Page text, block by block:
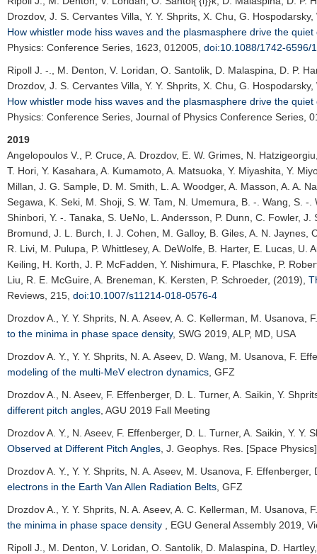
Drozdov, J. S. Cervantes Villa, Y. Y. Shprits, X. Chu, G.
How whistler mode hiss waves and the plasmasphere drive the
Physics: Conference Series , 1623, 012005, doi:10.1088/1742-6596/
Ripoll J. -.
, M. Denton, V. Loridan, O. Santolik, D. Malaspina, D. P.
Drozdov, J. S. Cervantes Villa, Y. Y. Shprits, X. Chu, G.
How whistler mode hiss waves and the plasmasphere drive the
Physics: Conference Series , Journal of Physics Conference Series,
2019
Angelopoulos V.
, P. Cruce, A. Drozdov, E. W. Grimes, N.
T. Hori, Y. Kasahara, A. Kumamoto, A. Matsuoka, Y. Miyashita, Y.
Millan, J. G. Sample, D. M. Smith, L. A. Woodger, A. Masson, A. A.
Segawa, K. Seki, M. Shoji, S. W. Tam, N. Umemura, B. -. Wang, S.
Shinbori, Y. -. Tanaka, S. UeNo, L. Andersson, P. Dunn, C. Fowler,
Bromund, J. L. Burch, I. J. Cohen, M. Galloy, B. Giles, A. N. Jaynes,
R. Livi, M. Pulupa, P. Whittlesey, A. DeWolfe, B. Harter, E. Lucas,
Keiling, H. Korth, J. P. McFadden, Y. Nishimura, F. Plaschke, P.
Liu, R. E. McGuire, A. Breneman, K. Kersten, P. Schroeder, (2019),
Reviews , 215, doi:10.1007/s11214-018-0576-4
Drozdov A.
, Y. Y. Shprits, N. A. Aseev, A. C. Kellerman, M.
to the minima in phase space density, SWG 2019 , ALP, MD, USA
Drozdov A. Y.
, Y. Y. Shprits, N. A. Aseev, D. Wang, M. Usanova, F.
modeling of the multi-MeV electron dynamics GFZ
Drozdov A.
, N. Aseev, F. Effenberger, D. L. Turner, A. Saikin, Y.
different pitch angles AGU 2019 Fall Meeting
Drozdov A. Y.
, N. Aseev, F. Effenberger, D. L. Turner, A. Saikin, Y. Y.
Observed at Different Pitch Angles J. Geophys. Res. [Space Physics]
Drozdov A. Y.
, Y. Y. Shprits, N. A. Aseev, M. Usanova, F.
electrons in the Earth Van Allen Radiation Belts GFZ
Drozdov A.
, Y. Y. Shprits, N. A. Aseev, A. C. Kellerman, M.
the minima in phase space density
EGU General Assembly 2019 ,
Ripoll J.
, M. Denton, V. Loridan, O. Santolik, D. Malaspina, D.